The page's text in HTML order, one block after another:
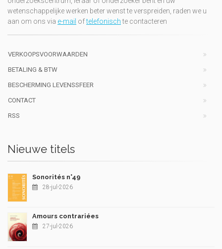
wetenschappelijke werken beter wenst te verspreiden, raden we u
aan om ons via e-mail oftelefonischte contacteren
VERKOOPSVOORWAARDEN
BETALING & BTW
BESCHERMING LEVENSSFEER
CONTACT
RSS
Nieuwe titels
Sonorités n°49
28-jul-2026
Amours contrariées
27-jul-2026